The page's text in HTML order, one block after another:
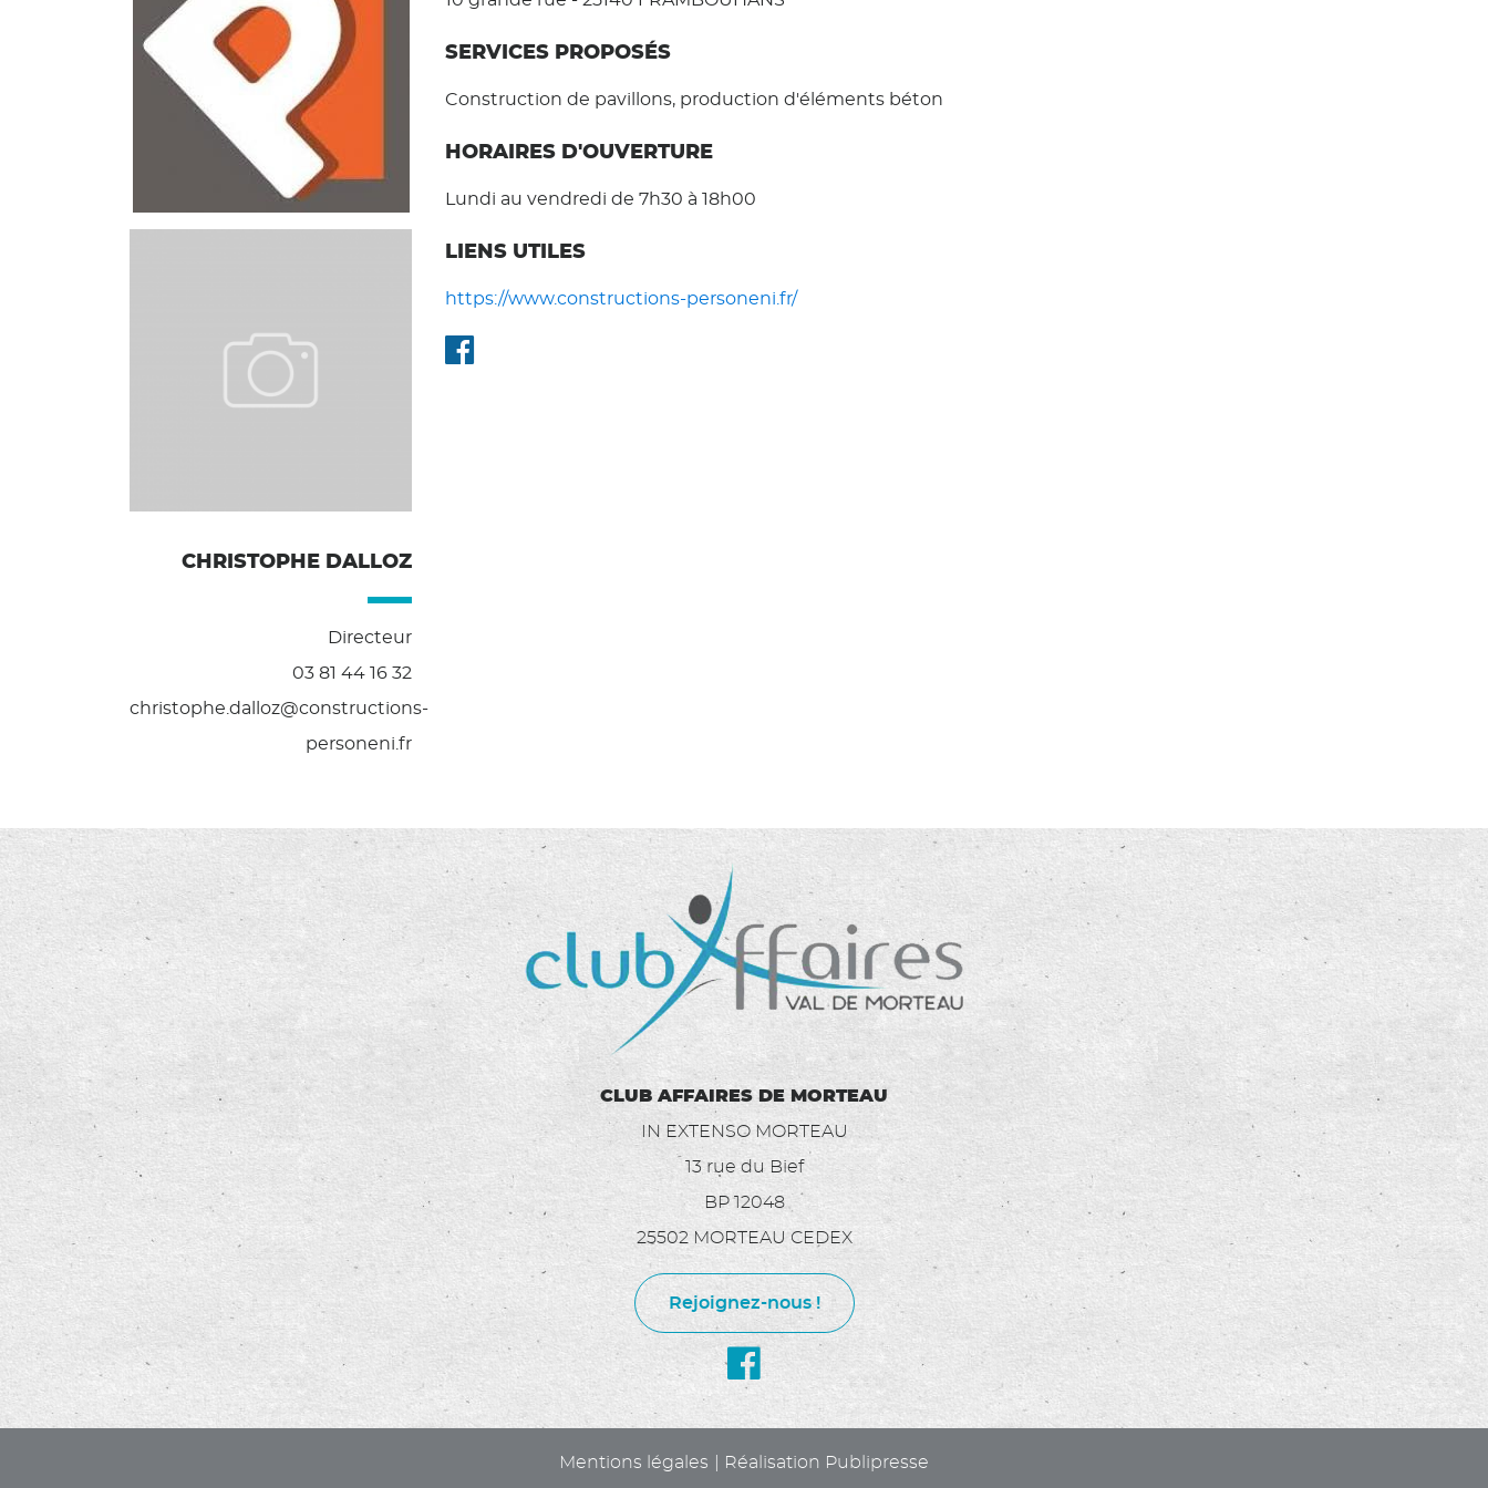
CHRISTOPHE DALLOZ
Directeur
03 81 44 16 32
christophe.dalloz@constructions-
personeni.fr
SERVICES PROPOSÉS
Construction de pavillons, production d'éléments béton
HORAIRES D'OUVERTURE
Lundi au vendredi de 7h30 à 18h00
LIENS UTILES
https://www.constructions-personeni.fr/
CLUB AFFAIRES DE MORTEAU
IN EXTENSO MORTEAU
13 rue du Bief
BP 12048
25502 MORTEAU CEDEX
Rejoignez-nous !
Mentions légales Réalisation Publipresse